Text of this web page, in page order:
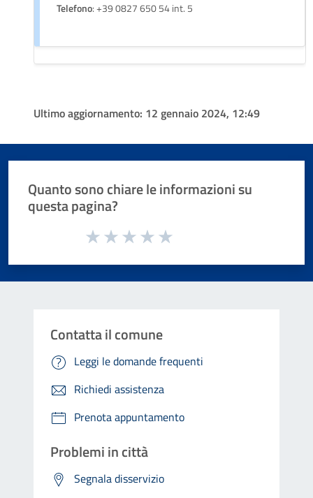
Telefono: +39 0827 650 54 int. 5
Ultimo aggiornamento: 12 gennaio 2024, 12:49
Quanto sono chiare le informazioni su
questa pagina?
Valuta da 1 a 5 stelle la pagina
Contatta il comune
Leggi le domande frequenti
Richiedi assistenza
Prenota appuntamento
Problemi in città
Segnala disservizio